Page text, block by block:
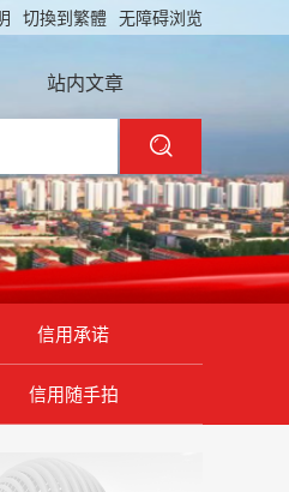
无障碍浏览
切換到繁體
站内文章
信用承诺
信用随手拍